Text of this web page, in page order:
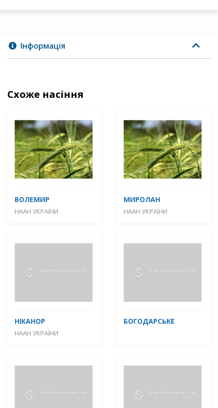
Інформація
Схоже насіння
ВОЛЕМИР
НААН УКРАЇНИ
МИРОЛАН
НААН УКРАЇНИ
НІКАНОР
НААН УКРАЇНИ
БОГОДАРСЬКЕ